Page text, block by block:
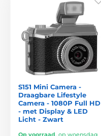
S151 Mini Camera -
Draagbare Lifestyle
Camera - 1080P Full HD
- met Display & LED
Licht - Zwart
Op voorraad, op woensdag